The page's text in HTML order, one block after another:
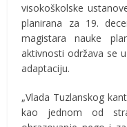
visokoškolske
planirana za 19.
magistara nauke
aktivnosti održava se
adaptaciju.
„Vlada Tuzlanskog
kao jednom od